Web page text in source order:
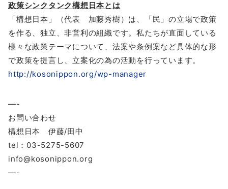
政策シンクタンク構想日本とは
「構想日本」（代表 加藤秀樹）は、「民」の立場で政策
を作る、独立、非営利の組織です。私たちが直面している
様々な政策テーマについて、法案や条例案など具体的な形
で政策を提言し、立案化の為の活動を行っています。
http://kosonippon.org/wp-manager
—-
お問い合わせ
構想日本 伊藤/田中
tel：03-5275-5607
info@kosonippon.org
—-